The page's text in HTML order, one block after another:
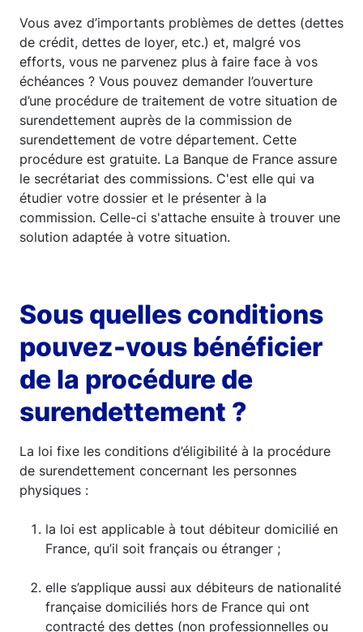
Vous avez d’importants problèmes de dettes (dettes
de crédit, dettes de loyer, etc.) et, malgré vos
efforts, vous ne parvenez plus à faire face à vos
échéances ? Vous pouvez demander l’ouverture
d’une procédure de traitement de votre situation de
surendettement auprès de la commission de
surendettement de votre département. Cette
procédure est gratuite. La Banque de France assure
le secrétariat des commissions. C'est elle qui va
étudier votre dossier et le présenter à la
commission. Celle-ci s'attache ensuite à trouver une
solution adaptée à votre situation.
Sous quelles conditions
pouvez-vous bénéficier
de la procédure de
surendettement ?
La loi fixe les conditions d’éligibilité à la procédure
de surendettement concernant les personnes
physiques :
la loi est applicable à tout débiteur domicilié en
France, qu’il soit français ou étranger ;
elle s’applique aussi aux débiteurs de nationalité
française domiciliés hors de France qui ont
contracté des dettes (non professionnelles ou